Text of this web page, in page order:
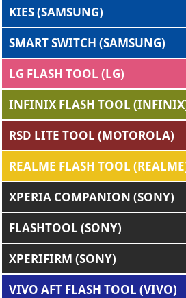
KIES (SAMSUNG)
SMART SWITCH (SAMSUNG)
LG FLASH TOOL (LG)
INFINIX FLASH TOOL
RSD LITE TOOL (MOTOROLA)
REALME FLASH TOOL
XPERIA COMPANION (SONY)
FLASHTOOL (SONY)
XPERIFIRM (SONY)
VIVO AFT FLASH TOOL (VIVO)